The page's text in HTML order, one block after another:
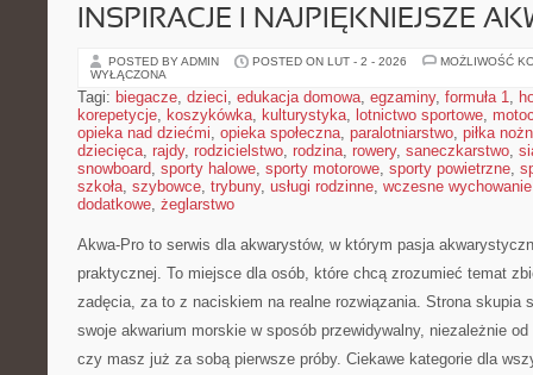
INSPIRACJE I NAJPIĘKNIEJSZE
POSTED BY ADMIN POSTED ON LUT - 2 - 2026
MOŻLIWOŚĆ
WYŁĄCZONA
Tagi: biegacze, dzieci, edukacja domowa, egzaminy, formuła 1,
korepetycje, koszykówka, kulturystyka, lotnictwo sportowe,
opieka nad dziećmi, opieka społeczna, paralotniarstwo, piłka
dziecięca, rajdy, rodzicielstwo, rodzina, rowery, saneczkarstwo,
snowboard, sporty halowe, sporty motorowe, sporty powietrzne,
szkoła, szybowce, trybuny, usługi rodzinne, wczesne wychowanie
dodatkowe, żeglarstwo
Akwa-Pro to serwis dla akwarystów, w którym pasja
praktycznej. To miejsce dla osób, które chcą zrozumieć temat
zadęcia, za to z naciskiem na realne rozwiązania. Strona skupia
swoje akwarium morskie w sposób przewidywalny, niezależnie
czy masz już za sobą pierwsze próby. Ciekawe kategorie dla